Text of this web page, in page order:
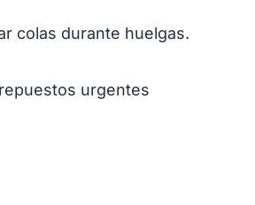
colas durante huelgas.
urgentes